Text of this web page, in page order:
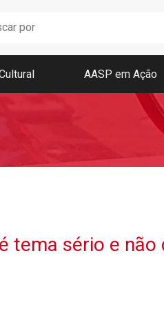
AASP em Ação
tema sério e